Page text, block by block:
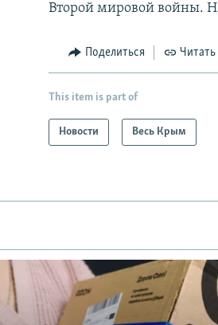
Второй мировой войны.
Поделиться Читать
This item is part of
Новости Весь Крым